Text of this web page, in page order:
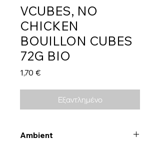
VCUBES, NO
CHICKEN
BOUILLON CUBES
72G BIO
1,70 €Τιμή
Εξαντλημένο
Ambient